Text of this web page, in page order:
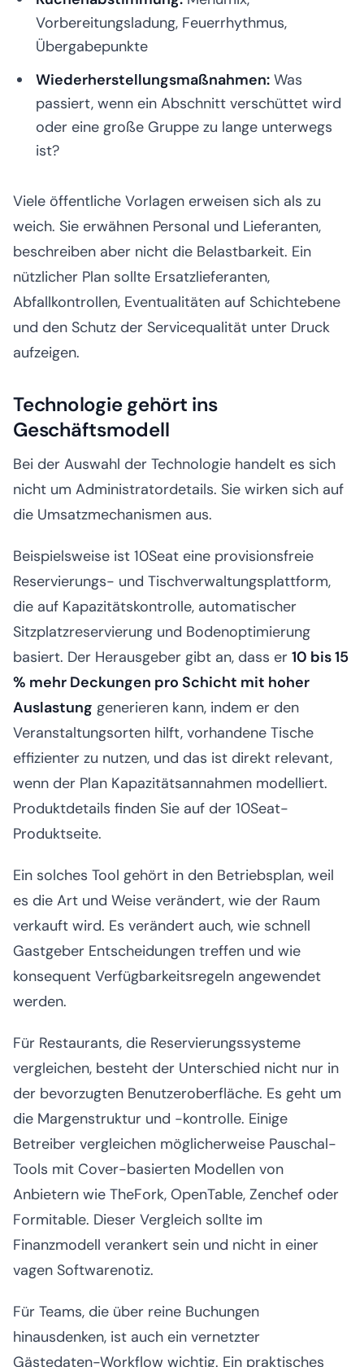
Vorbereitungsladung, Feuerrhythmus,
Übergabepunkte
Wiederherstellungsmaßnahmen: Was
passiert, wenn ein Abschnitt verschüttet wird
oder eine große Gruppe zu lange unterwegs
ist?
Viele öffentliche Vorlagen erweisen sich als zu
weich. Sie erwähnen Personal und Lieferanten,
beschreiben aber nicht die Belastbarkeit. Ein
nützlicher Plan sollte Ersatzlieferanten,
Abfallkontrollen, Eventualitäten auf Schichtebene
und den Schutz der Servicequalität unter Druck
aufzeigen.
Technologie gehört ins
Geschäftsmodell
Bei der Auswahl der Technologie handelt es sich
nicht um Administratordetails. Sie wirken sich auf
die Umsatzmechanismen aus.
Beispielsweise ist 10Seat eine provisionsfreie
Reservierungs- und Tischverwaltungsplattform,
die auf Kapazitätskontrolle, automatischer
Sitzplatzreservierung und Bodenoptimierung
basiert. Der Herausgeber gibt an, dass er 10 bis 15
% mehr Deckungen pro Schicht mit hoher
Auslastung generieren kann, indem er den
Veranstaltungsorten hilft, vorhandene Tische
effizienter zu nutzen, und das ist direkt relevant,
wenn der Plan Kapazitätsannahmen modelliert.
Produktdetails finden Sie auf der 10Seat-
Produktseite.
Ein solches Tool gehört in den Betriebsplan, weil
es die Art und Weise verändert, wie der Raum
verkauft wird. Es verändert auch, wie schnell
Gastgeber Entscheidungen treffen und wie
konsequent Verfügbarkeitsregeln angewendet
werden.
Für Restaurants, die Reservierungssysteme
vergleichen, besteht der Unterschied nicht nur in
der bevorzugten Benutzeroberfläche. Es geht um
die Margenstruktur und -kontrolle. Einige
Betreiber vergleichen möglicherweise Pauschal-
Tools mit Cover-basierten Modellen von
Anbietern wie TheFork, OpenTable, Zenchef oder
Formitable. Dieser Vergleich sollte im
Finanzmodell verankert sein und nicht in einer
vagen Softwarenotiz.
Für Teams, die über reine Buchungen
hinausdenken, ist auch ein vernetzter
Gästedaten-Workflow wichtig. Ein praktisches